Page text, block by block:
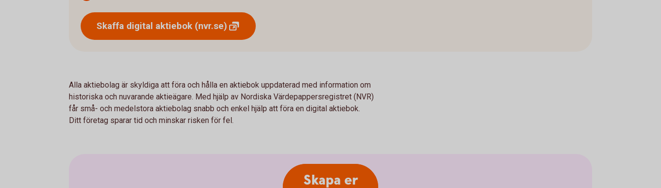
Skaffa digital aktiebok (nvr.se)
Alla aktiebolag är skyldiga att föra och hålla en aktiebok uppdaterad med information om
historiska och nuvarande aktieägare. Med hjälp av Nordiska Värdepappersregistret (NVR)
får små- och medelstora aktiebolag snabb och enkel hjälp att föra en digital aktiebok.
Ditt företag sparar tid och minskar risken för fel.
Skapa er